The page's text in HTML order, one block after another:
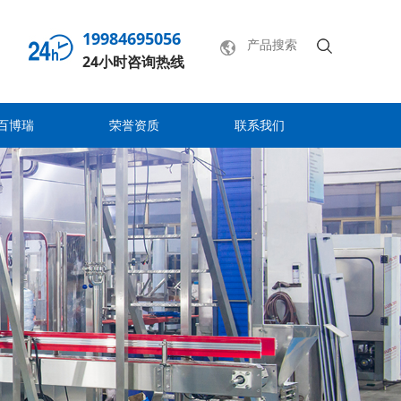
19984695056
24小时咨询热线
博瑞 荣誉资质 联系我们